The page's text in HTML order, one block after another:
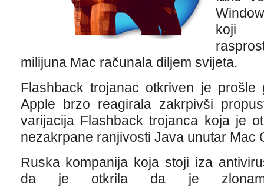
koji
milijuna Mac računala diljem svijeta.
Flashback trojanac otkriven je
Apple brzo reagirala zakrpivši
varijacija Flashback trojanca koja je
nezakrpane ranjivosti Java unutar Mac
Ruska kompanija koja stoji iza
da je otkrila da je